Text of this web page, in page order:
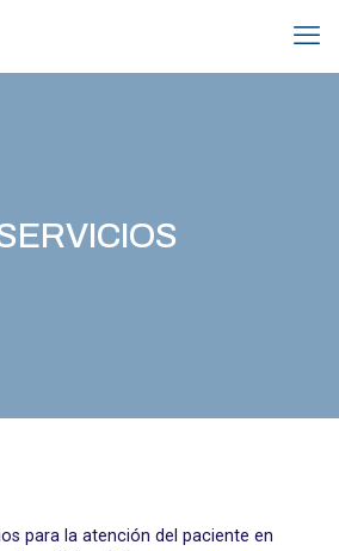
para la atención del paciente en